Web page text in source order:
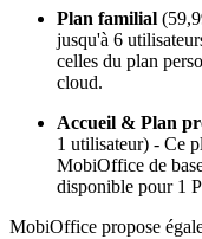
Plan familial
jusqu'à 6
celles du plan
cloud.
Accueil & Plan
1 utilisateur) - Ce
MobiOffice de
disponible pour 1
MobiOffice propose